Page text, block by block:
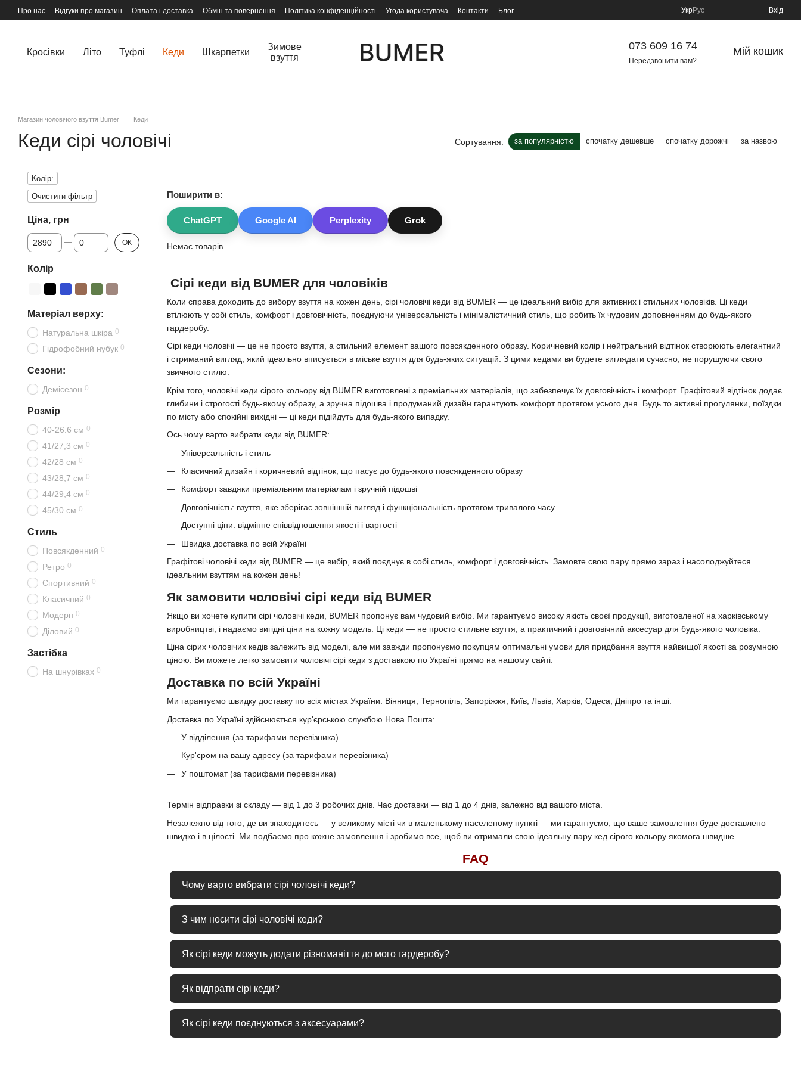
Перейти до основного контенту
Про нас Відгуки про магазин Оплата і доставка Обмін та повернення Політика конфіденційності Угода користувача Контакти Блог УкрРус Вхід
Кросівки Літо Туфлi Кеди Шкарпетки
Зимове
взуття
073 609 16 74
Передзвонити вам?
Мій кошик
Магазин чоловічого взуття Bumer Кеди
Кеди сірі чоловічі Сортування: за популярністю спочатку дешевше спочатку дорожчі за назвою
Сірі кеди від BUMER для чоловіків
Коли справа доходить до вибору взуття на кожен день, сірі чоловічі кеди від BUMER — це ідеальний вибір для активних і стильних чоловіків. Ці кеди
втілюють у собі стиль, комфорт і довговічність, поєднуючи універсальність і мінімалістичний стиль, що робить їх чудовим доповненням до будь-якого
гардеробу.
Сірі кеди чоловічі — це не просто взуття, а стильний елемент вашого повсякденного образу. Коричневий колір і нейтральний відтінок створюють елегантний
і стриманий вигляд, який ідеально вписується в міське взуття для будь-яких ситуацій. З цими кедами ви будете виглядати сучасно, не порушуючи свого
звичного стилю.
Крім того, чоловічі кеди сірого кольору від BUMER виготовлені з преміальних матеріалів, що забезпечує їх довговічність і комфорт. Графітовий відтінок додає
глибини і строгості будь-якому образу, а зручна підошва і продуманий дизайн гарантують комфорт протягом усього дня. Будь то активні прогулянки, поїздки
по місту або спокійні вихідні — ці кеди підійдуть для будь-якого випадку.
Ось чому варто вибрати кеди від BUMER:
Універсальність і стиль
Класичний дизайн і коричневий відтінок, що пасує до будь-якого повсякденного образу
Комфорт завдяки преміальним матеріалам і зручній підошві
Довговічність: взуття, яке зберігає зовнішній вигляд і функціональність протягом тривалого часу
Доступні ціни: відмінне співвідношення якості і вартості
Швидка доставка по всій Україні
Графітові чоловічі кеди від BUMER — це вибір, який поєднує в собі стиль, комфорт і довговічність. Замовте свою пару прямо зараз і насолоджуйтеся
ідеальним взуттям на кожен день!
Як замовити чоловічі сірі кеди від BUMER
Якщо ви хочете купити сірі чоловічі кеди, BUMER пропонує вам чудовий вибір. Ми гарантуємо високу якість своєї продукції, виготовленої на харківському
виробництві, і надаємо вигідні ціни на кожну модель. Ці кеди — не просто стильне взуття, а практичний і довговічний аксесуар для будь-якого чоловіка.
Ціна сірих чоловічих кедів залежить від моделі, але ми завжди пропонуємо покупцям оптимальні умови для придбання взуття найвищої якості за розумною
ціною. Ви можете легко замовити чоловічі сірі кеди з доставкою по Україні прямо на нашому сайті.
Доставка по всій Україні
Ми гарантуємо швидку доставку по всіх містах України: Вінниця, Тернопіль, Запоріжжя, Київ, Львів, Харків, Одеса, Дніпро та інші.
Доставка по Україні здійснюється кур'єрською службою Нова Пошта:
У відділення (за тарифами перевізника)
Кур'єром на вашу адресу (за тарифами перевізника)
У поштомат (за тарифами перевізника)
Термін відправки зі складу — від 1 до 3 робочих днів. Час доставки — від 1 до 4 днів, залежно від вашого міста.
Незалежно від того, де ви знаходитесь — у великому місті чи в маленькому населеному пункті — ми гарантуємо, що ваше замовлення буде доставлено
швидко і в цілості. Ми подбаємо про кожне замовлення і зробимо все, щоб ви отримали свою ідеальну пару кед сірого кольору якомога швидше.
FAQ
Чому варто вибрати сірі чоловічі кеди?
Сірі кеди — це універсальний вибір для будь-якого гардеробу. Вони легко поєднуються з різними стилями одягу та підходять як для повсякденних
З чим носити сірі чоловічі кеди?
Сірі кеди відмінно виглядають з джинсами, чиносами, шортами та футболками. Вони ідеально доповнюють стиль casual і можуть бути частиною
Як сірі кеди можуть додати різноманіття до мого гардеробу?
Сірі кеди — це нейтральний елемент, який підходить до більшості кольорів та стилів. Вони додають стильний акцент в образ, не перегружуючи його
Як відпрати сірі кеди?
Спочатку видаліть суху бруд щіткою, потім протріть поверхню мильним розчином або піною-очисником, не переувлажнюючи тканину. Після прання
Як сірі кеди поєднуються з аксесуарами?
Поширити в:
ChatGPT Google AI Perplexity Grok
Немає товарів
Колір:
Очистити фільтр
Ціна, грн
Від Ціна, грн
До Ціна, грн ОК
Колір
Матеріал верху:
Натуральна шкіра 0
Гідрофобний нубук 0
Сезони:
Демісезон 0
Розмір
40-26.6 см 0
41/27,3 см 0
42/28 см 0
43/28,7 см 0
44/29,4 см 0
45/30 см 0
Стиль
Повсякденний 0
Ретро 0
Спортивний 0
Класичний 0
Модерн 0
Діловий 0
Застібка
На шнурівках 0